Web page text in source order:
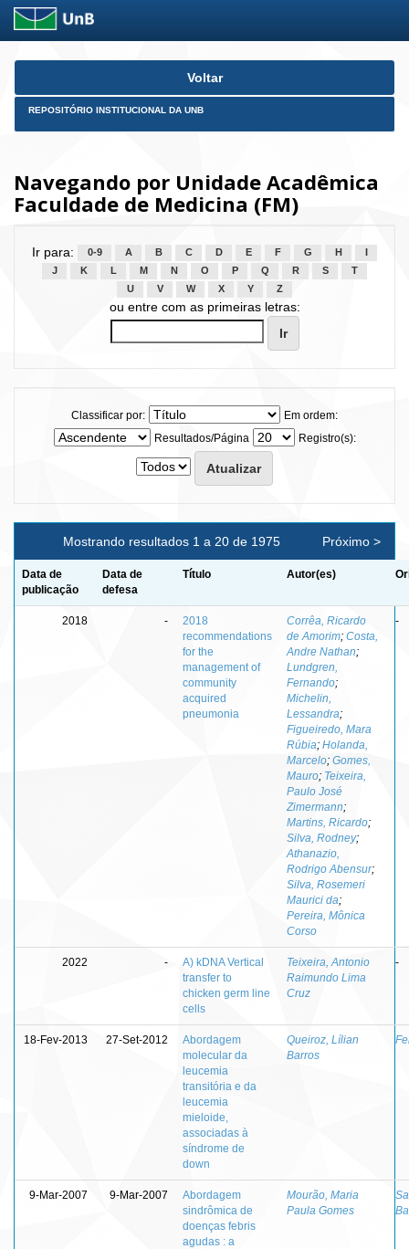
Skip
Voltar
REPOSITÓRIO INSTITUCIONAL DA UNB
Navegando por Unidade Acadêmica
Faculdade de Medicina (FM)
Ir para: 0-9 A B C D E F G H
J
K L M N O P Q R S
T
U
V W X Y Z
ou entre com as primeiras letras:
Classificar por:
Em ordem:
Resultados/Página
Registro(s):
Mostrando resultados 1 a 20 de 1975 Próximo >
Data de
publicação
Data de
defesa
Título Autor(es)
2018 -
2018
recommendations
for the
management of
community
acquired
pneumonia
Corrêa, Ricardo
de Amorim; Costa,
Andre Nathan;
Lundgren,
Fernando;
Michelin,
Lessandra;
Figueiredo, Mara
Rúbia; Holanda,
Marcelo; Gomes,
Mauro; Teixeira,
Paulo José
Zimermann;
Martins, Ricardo;
Silva, Rodney;
Athanazio,
Rodrigo Abensur;
Silva, Rosemeri
Maurici da;
Pereira, Mônica
Corso
-
2022 -
A) kDNA Vertical
transfer to
chicken germ line
cells
Teixeira, Antonio
Raimundo Lima
Cruz
-
18-Fev-2013 27-Set-2012
Abordagem
molecular da
leucemia
transitória e da
leucemia
mieloide,
associadas à
síndrome de
down
Queiroz, Lílian
Barros
9-Mar-2007 9-Mar-2007
Abordagem
sindrômica de
doenças febris
agudas : a
Mourão, Maria
Paula Gomes